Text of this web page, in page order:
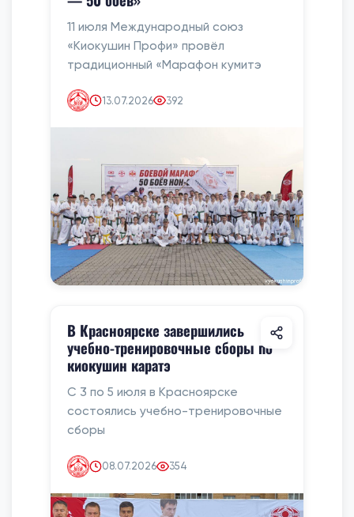
11 июля Международный союз
«Киокушин Профи» провёл
традиционный «Марафон кумитэ
13.07.2026 392
В Красноярске завершились
учебно-тренировочные сборы по
киокушин каратэ
С 3 по 5 июля в Красноярске
состоялись учебно-тренировочные
сборы
08.07.2026 354